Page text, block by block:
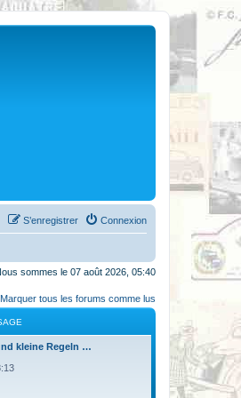
Connexion
S’enregistrer
sommes le 07 août 2026, 05:40
Marquer tous les forums comme lus
kleine Regeln …